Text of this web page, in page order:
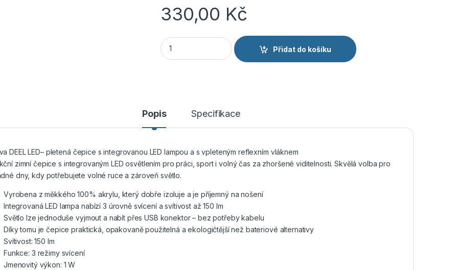
330,00 Kč
Cerva DEEL LED lampa čepice HV žlutá množství
Přidat do košíku
Popis Specifikace
DEEL LED– pletená čepice s integrovanou LED lampou a s vpleteným reflexním vláknem
zimní čepice s integrovaným LED osvětlením pro práci, sport i volný čas za zhoršené viditelnosti. Skvělá volba pro
dny, kdy potřebujete volné ruce a zároveň světlo.
Vyrobena z měkkého 100% akrylu, který dobře izoluje a je příjemný na nošení
Integrovaná LED lampa nabízí 3 úrovně svícení a svítivost až 150 lm
Světlo lze jednoduše vyjmout a nabít přes USB konektor – bez potřeby kabelu
Díky tomu je čepice praktická, opakovaně použitelná a ekologičtější než bateriové alternativy
Svítivost: 150 lm
Funkce: 3 režimy svícení
Jmenovitý výkon: 1 W